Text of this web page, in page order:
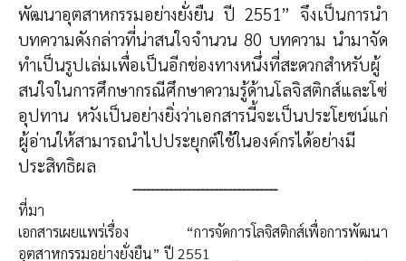
พัฒนาอุตสาหกรรมอย่างยั่งยืน ปี 2551” จึงเป็นการนำ
บทความดังกล่าวที่น่าสนใจจำนวน 80 บทความ นำมาจัด
ทำเป็นรูปเล่มเพื่อเป็นอีกช่องทางหนึ่งที่สะดวกสำหรับผู้
สนใจในการศึกษากรณีศึกษาความรู้ด้านโลจิสติกส์และโซ่
อุปทาน หวังเป็นอย่างยิ่งว่าเอกสารนี้จะเป็นประโยชน์แก่
ผู้อ่านให้สามารถนำไปประยุกต์ใช้ในองค์กรได้อย่างมี
ประสิทธิผล
--------------------------------
ที่มา
เอกสารเผยแพร่เรื่อง “การจัดการโลจิสติกส์เพื่อการพัฒนา
อุตสาหกรรมอย่างยั่งยืน” ปี 2551